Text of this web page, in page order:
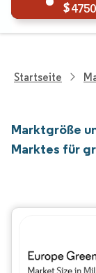
4750
Startseite
Marktgröße
Marktes für